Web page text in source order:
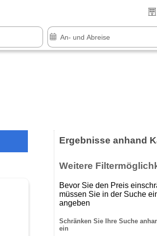
Ergebnisse anhand
Weitere
Bevor Sie den Preis
müssen Sie in der Suche
angeben
Schränken Sie Ihre Suche
ein